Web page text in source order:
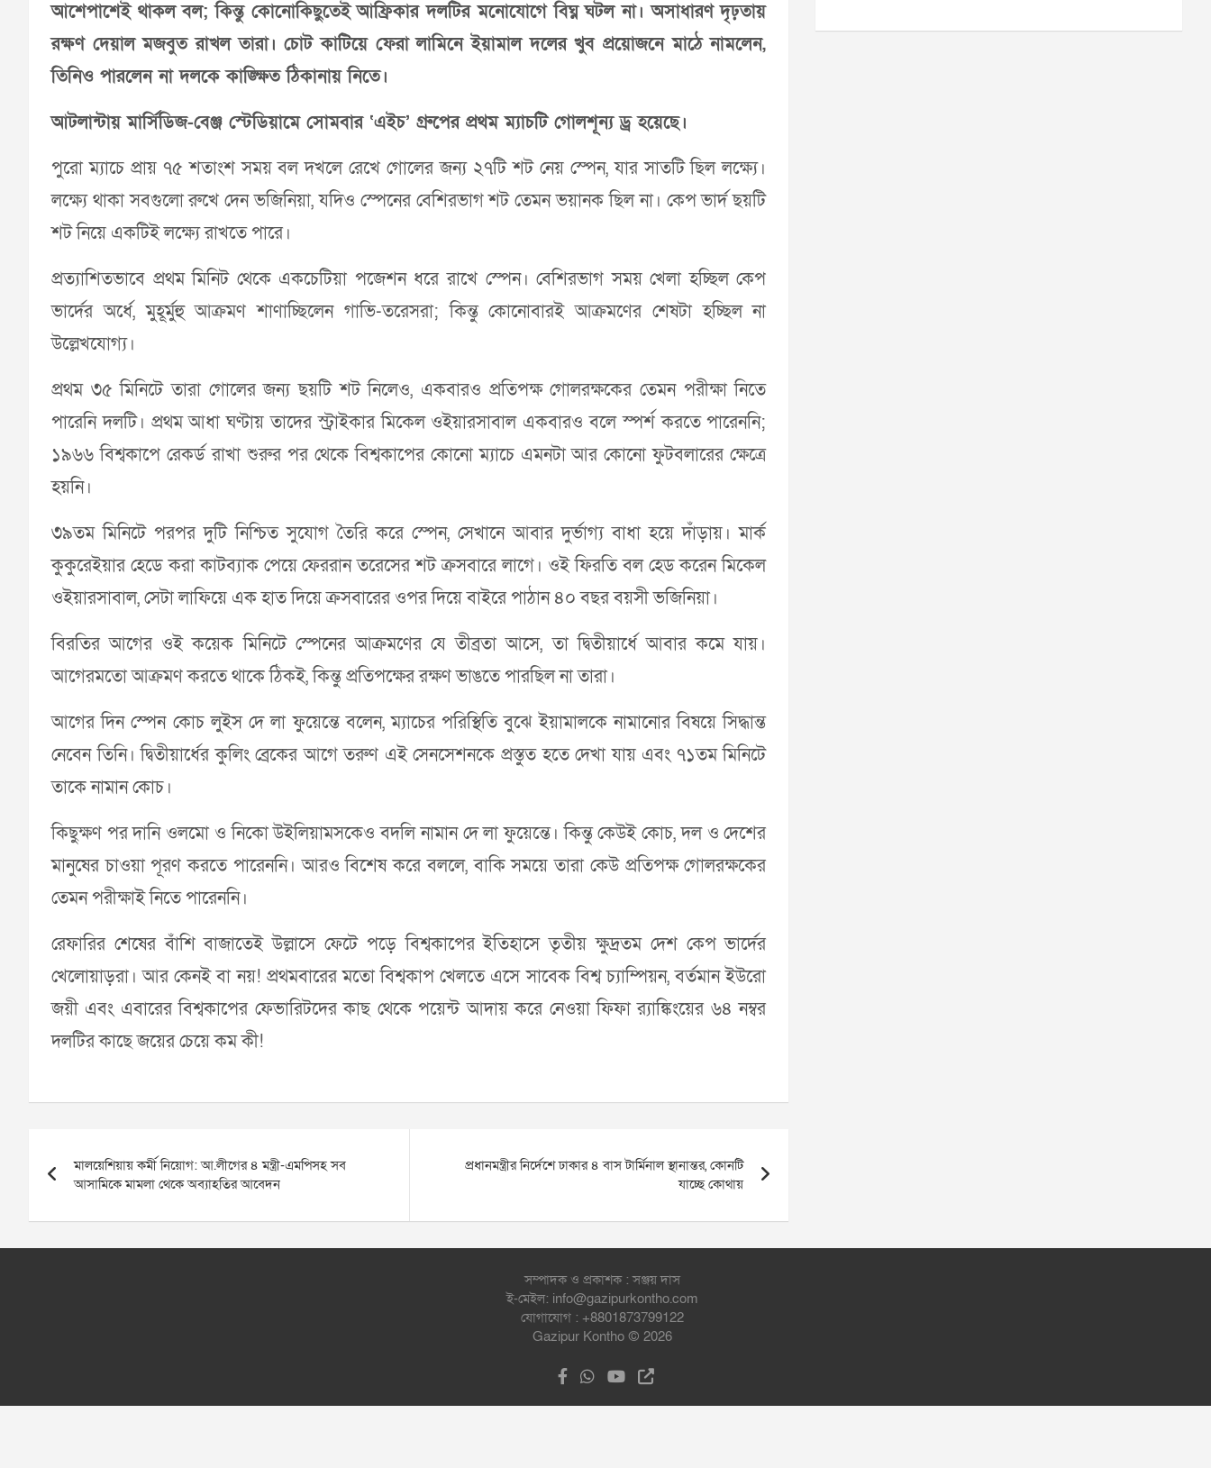
আশেপাশেই থাকল বল; কিন্তু কোনোকিছুতেই আফ্রিকার দলটির মনোযোগে বিঘ্ন ঘটল না। অসাধারণ দৃঢ়তায়
রক্ষণ দেয়াল মজবুত রাখল তারা। চোট কাটিয়ে ফেরা লামিনে ইয়ামাল দলের খুব প্রয়োজনে মাঠে নামলেন,
তিনিও পারলেন না দলকে কাঙ্ক্ষিত ঠিকানায় নিতে।
আটলান্টায় মার্সিডিজ-বেঞ্জ স্টেডিয়ামে সোমবার ‘এইচ’ গ্রুপের প্রথম ম্যাচটি গোলশূন্য ড্র হয়েছে।
পুরো ম্যাচে প্রায় ৭৫ শতাংশ সময় বল দখলে রেখে গোলের জন্য ২৭টি শট নেয় স্পেন, যার সাতটি ছিল লক্ষ্যে।
লক্ষ্যে থাকা সবগুলো রুখে দেন ভজিনিয়া, যদিও স্পেনের বেশিরভাগ শট তেমন ভয়ানক ছিল না। কেপ ভার্দ ছয়টি
শট নিয়ে একটিই লক্ষ্যে রাখতে পারে।
প্রত্যাশিতভাবে প্রথম মিনিট থেকে একচেটিয়া পজেশন ধরে রাখে স্পেন। বেশিরভাগ সময় খেলা হচ্ছিল কেপ
ভার্দের অর্ধে, মুহূর্মুহু আক্রমণ শাণাচ্ছিলেন গাভি-তরেসরা; কিন্তু কোনোবারই আক্রমণের শেষটা হচ্ছিল না
উল্লেখযোগ্য।
প্রথম ৩৫ মিনিটে তারা গোলের জন্য ছয়টি শট নিলেও, একবারও প্রতিপক্ষ গোলরক্ষকের তেমন পরীক্ষা নিতে
পারেনি দলটি। প্রথম আধা ঘণ্টায় তাদের স্ট্রাইকার মিকেল ওইয়ারসাবাল একবারও বলে স্পর্শ করতে পারেননি;
১৯৬৬ বিশ্বকাপে রেকর্ড রাখা শুরুর পর থেকে বিশ্বকাপের কোনো ম্যাচে এমনটা আর কোনো ফুটবলারের ক্ষেত্রে
হয়নি।
৩৯তম মিনিটে পরপর দুটি নিশ্চিত সুযোগ তৈরি করে স্পেন, সেখানে আবার দুর্ভাগ্য বাধা হয়ে দাঁড়ায়। মার্ক
কুকুরেইয়ার হেডে করা কাটব্যাক পেয়ে ফেররান তরেসের শট ক্রসবারে লাগে। ওই ফিরতি বল হেড করেন মিকেল
ওইয়ারসাবাল, সেটা লাফিয়ে এক হাত দিয়ে ক্রসবারের ওপর দিয়ে বাইরে পাঠান ৪০ বছর বয়সী ভজিনিয়া।
বিরতির আগের ওই কয়েক মিনিটে স্পেনের আক্রমণের যে তীব্রতা আসে, তা দ্বিতীয়ার্ধে আবার কমে যায়।
আগেরমতো আক্রমণ করতে থাকে ঠিকই, কিন্তু প্রতিপক্ষের রক্ষণ ভাঙতে পারছিল না তারা।
আগের দিন স্পেন কোচ লুইস দে লা ফুয়েন্তে বলেন, ম্যাচের পরিস্থিতি বুঝে ইয়ামালকে নামানোর বিষয়ে সিদ্ধান্ত
নেবেন তিনি। দ্বিতীয়ার্ধের কুলিং ব্রেকের আগে তরুণ এই সেনসেশনকে প্রস্তুত হতে দেখা যায় এবং ৭১তম মিনিটে
তাকে নামান কোচ।
কিছুক্ষণ পর দানি ওলমো ও নিকো উইলিয়ামসকেও বদলি নামান দে লা ফুয়েন্তে। কিন্তু কেউই কোচ, দল ও দেশের
মানুষের চাওয়া পূরণ করতে পারেননি। আরও বিশেষ করে বললে, বাকি সময়ে তারা কেউ প্রতিপক্ষ গোলরক্ষকের
তেমন পরীক্ষাই নিতে পারেননি।
রেফারির শেষের বাঁশি বাজাতেই উল্লাসে ফেটে পড়ে বিশ্বকাপের ইতিহাসে তৃতীয় ক্ষুদ্রতম দেশ কেপ ভার্দের
খেলোয়াড়রা। আর কেনই বা নয়! প্রথমবারের মতো বিশ্বকাপ খেলতে এসে সাবেক বিশ্ব চ্যাম্পিয়ন, বর্তমান ইউরো
জয়ী এবং এবারের বিশ্বকাপের ফেভারিটদের কাছ থেকে পয়েন্ট আদায় করে নেওয়া ফিফা র‍্যাঙ্কিংয়ের ৬৪ নম্বর
দলটির কাছে জয়ের চেয়ে কম কী!
navigation
মালয়েশিয়ায় কর্মী নিয়োগ: আ.লীগের ৪ মন্ত্রী-এমপিসহ সব
আসামিকে মামলা থেকে অব্যাহতির আবেদন
প্রধানমন্ত্রীর নির্দেশে ঢাকার ৪ বাস টার্মিনাল স্থানান্তর, কোনটি
যাচ্ছে কোথায়
সম্পাদক ও প্রকাশক : সঞ্জয় দাস
ই-মেইল: info@gazipurkontho.com
যোগাযোগ : +8801873799122
Gazipur Kontho © 2026